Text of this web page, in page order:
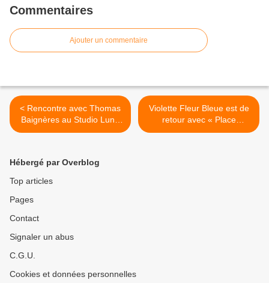
Commentaires
Ajouter un commentaire
< Rencontre avec Thomas
Baignères au Studio Luna
Rossa à l’occasion de la
Violette Fleur Bleue est de
retour avec « Place
Stanislas » ! >
Hébergé par Overblog
Top articles
Pages
Contact
Signaler un abus
C.G.U.
Cookies et données personnelles